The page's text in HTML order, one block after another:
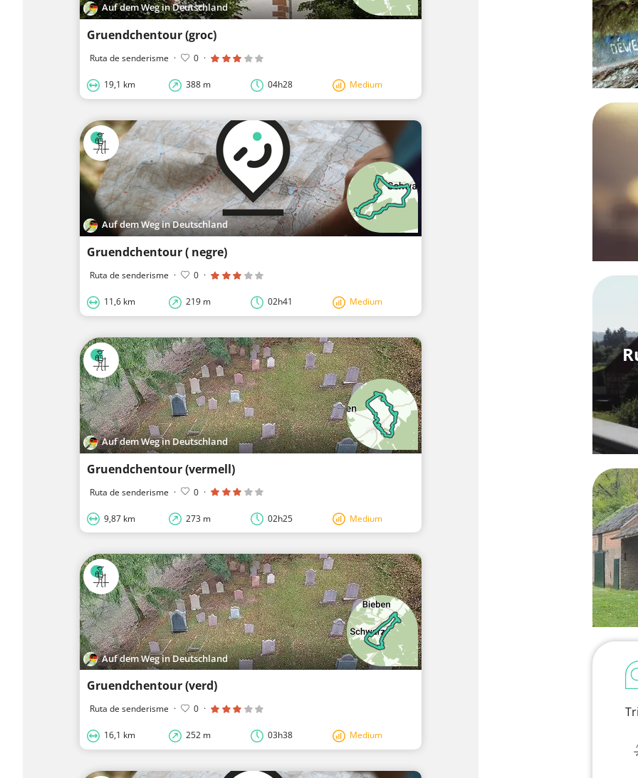
Auf dem Weg in Deutschland
Gruendchentour (groc)
Ruta de senderisme · 0 ·
19,1 km 388 m 04h28 Medium
Auf dem Weg in Deutschland
Gruendchentour ( negre)
Ruta de senderisme · 0 ·
11,6 km 219 m 02h41 Medium
Auf dem Weg in Deutschland
Gruendchentour (vermell)
Ruta de senderisme · 0 ·
9,87 km 273 m 02h25 Medium
Auf dem Weg in Deutschland
Gruendchentour (verd)
Ruta de senderisme · 0 ·
16,1 km 252 m 03h38 Medium